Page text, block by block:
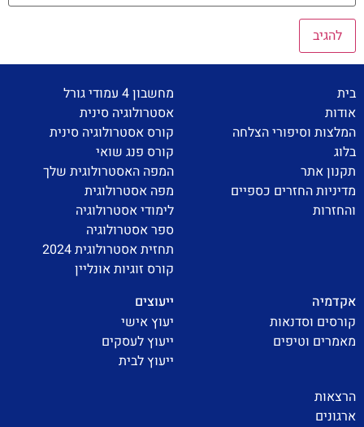
בית
אודות
המלצות וסיפורי הצלחה
בלוג
תקנון אתר
מדיניות החזרים כספיים
והחזרות
מחשבון 4 עמודי גורל
אסטרולוגיה סינית
קורס אסטרולוגיה סינית
קורס פנג שואי
המפה האסטרולוגית שלך
מפה אסטרולוגית
לימודי אסטרולוגיה
ספר אסטרולוגיה
תחזית אסטרולוגית 2024
קורס זוגיות אונליין
אקדמיה
קורסים וסדנאות
מאמרים וטיפים
ייעוצים
יעוץ אישי
ייעוץ לעסקים
ייעוץ לבית
הרצאות
ארגונים